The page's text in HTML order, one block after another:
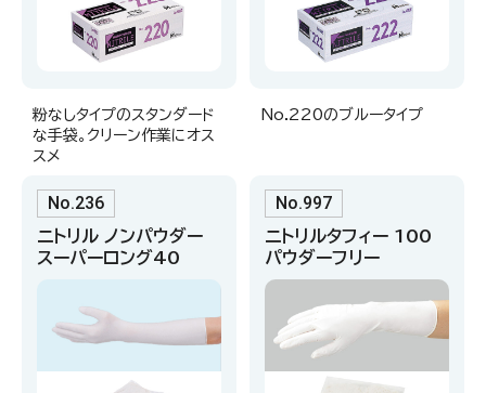
粉なしタイプのスタンダード
な手袋。クリーン作業にオス
スメ
No.220のブルータイプ
No.236
ニトリル ノンパウダー
スーパーロング40
No.997
ニトリルタフィー 100
パウダーフリー